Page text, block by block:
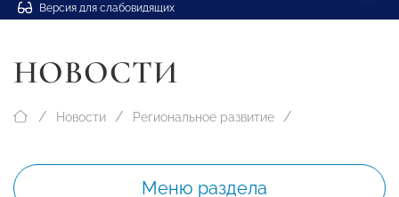
Версия для слабовидящих
НОВОСТИ
Новости Региональное развитие
Меню раздела